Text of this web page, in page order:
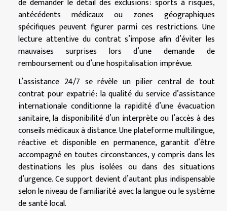
de demander le détail des exclusions : sports à risques,
antécédents médicaux ou zones géographiques
spécifiques peuvent figurer parmi ces restrictions. Une
lecture attentive du contrat s’impose afin d’éviter les
mauvaises surprises lors d’une demande de
remboursement ou d’une hospitalisation imprévue.
L’assistance 24/7 se révèle un pilier central de tout
contrat pour expatrié : la qualité du service d’assistance
internationale conditionne la rapidité d’une évacuation
sanitaire, la disponibilité d’un interprète ou l’accès à des
conseils médicaux à distance. Une plateforme multilingue,
réactive et disponible en permanence, garantit d’être
accompagné en toutes circonstances, y compris dans les
destinations les plus isolées ou dans des situations
d’urgence. Ce support devient d’autant plus indispensable
selon le niveau de familiarité avec la langue ou le système
de santé local.